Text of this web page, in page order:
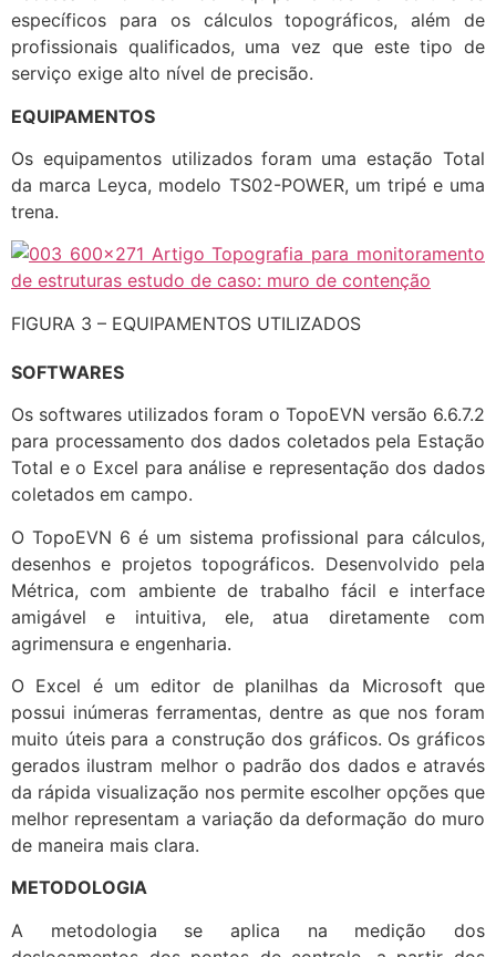
específicos para os cálculos topográficos, além de
profissionais qualificados, uma vez que este tipo de
serviço exige alto nível de precisão.
EQUIPAMENTOS
Os equipamentos utilizados foram uma estação Total
da marca Leyca, modelo TS02-POWER, um tripé e uma
trena.
FIGURA 3 – EQUIPAMENTOS UTILIZADOS
SOFTWARES
Os softwares utilizados foram o TopoEVN versão 6.6.7.2
para processamento dos dados coletados pela Estação
Total e o Excel para análise e representação dos dados
coletados em campo.
O TopoEVN 6 é um sistema profissional para cálculos,
desenhos e projetos topográficos. Desenvolvido pela
Métrica, com ambiente de trabalho fácil e interface
amigável e intuitiva, ele, atua diretamente com
agrimensura e engenharia.
O Excel é um editor de planilhas da Microsoft que
possui inúmeras ferramentas, dentre as que nos foram
muito úteis para a construção dos gráficos. Os gráficos
gerados ilustram melhor o padrão dos dados e através
da rápida visualização nos permite escolher opções que
melhor representam a variação da deformação do muro
de maneira mais clara.
METODOLOGIA
A metodologia se aplica na medição dos